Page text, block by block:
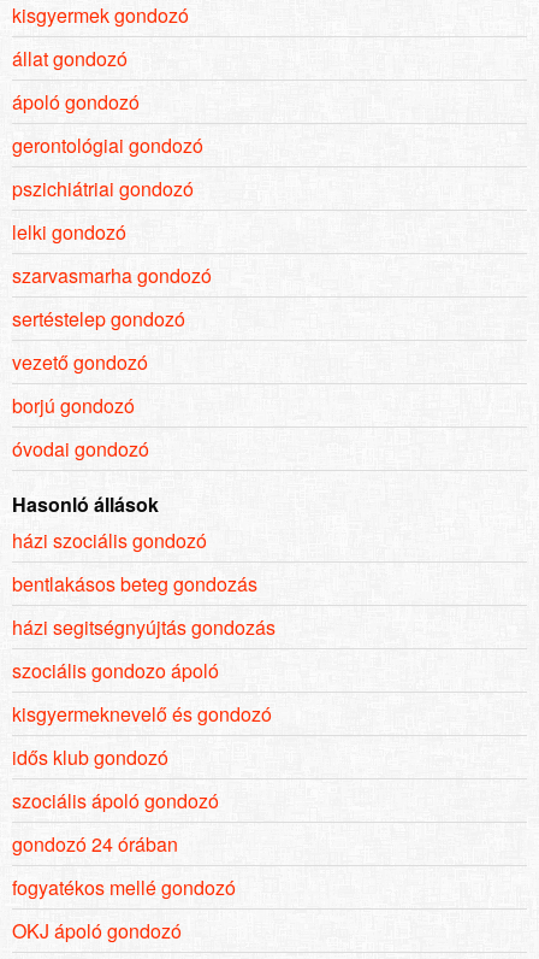
kisgyermek gondozó
állat gondozó
ápoló gondozó
gerontológiai gondozó
pszichiátriai gondozó
lelki gondozó
szarvasmarha gondozó
sertéstelep gondozó
vezető gondozó
borjú gondozó
óvodai gondozó
Hasonló állások
házi szociális gondozó
bentlakásos beteg gondozás
házi segitségnyújtás gondozás
szociális gondozo ápoló
kisgyermeknevelő és gondozó
idős klub gondozó
szociális ápoló gondozó
gondozó 24 órában
fogyatékos mellé gondozó
OKJ ápoló gondozó